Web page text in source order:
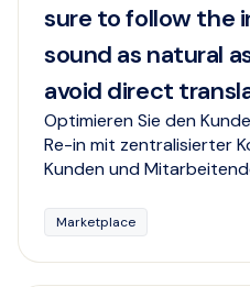
sure to follow the
sound as natural
avoid direct
Optimieren Sie den
Re-in mit zentralisierter
Kunden und
Marketplace